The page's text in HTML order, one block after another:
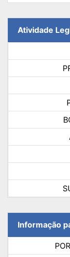
Atividade
Informação